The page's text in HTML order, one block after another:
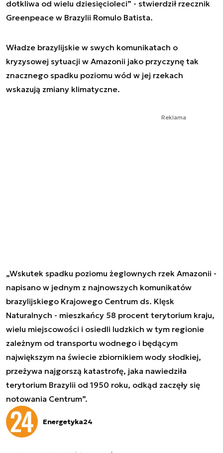
dotkliwa od wielu dziesięcioleci” - stwierdził rzecznik
Greenpeace w Brazylii Romulo Batista.
Władze brazylijskie w swych komunikatach o
kryzysowej sytuacji w Amazonii jako przyczynę tak
znacznego spadku poziomu wód w jej rzekach
wskazują zmiany klimatyczne.
Reklama
„Wskutek spadku poziomu żeglownych rzek Amazonii -
napisano w jednym z najnowszych komunikatów
brazylijskiego Krajowego Centrum ds. Klęsk
Naturalnych - mieszkańcy 58 procent terytorium kraju,
wielu miejscowości i osiedli ludzkich w tym regionie
zależnym od transportu wodnego i będącym
największym na świecie zbiornikiem wody słodkiej,
przeżywa najgorszą katastrofę, jaka nawiedziła
terytorium Brazylii od 1950 roku, odkąd zaczęły się
notowania Centrum”.
Energetyka24